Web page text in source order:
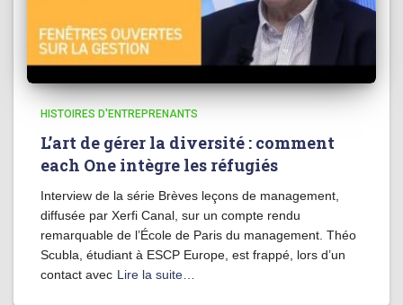
HISTOIRES D'ENTREPRENANTS
L’art de gérer la diversité : comment
each One intègre les réfugiés
Interview de la série Brèves leçons de management,
diffusée par Xerfi Canal, sur un compte rendu
remarquable de l’École de Paris du management. Théo
Scubla, étudiant à ESCP Europe, est frappé, lors d’un
contact avec Lire la suite…